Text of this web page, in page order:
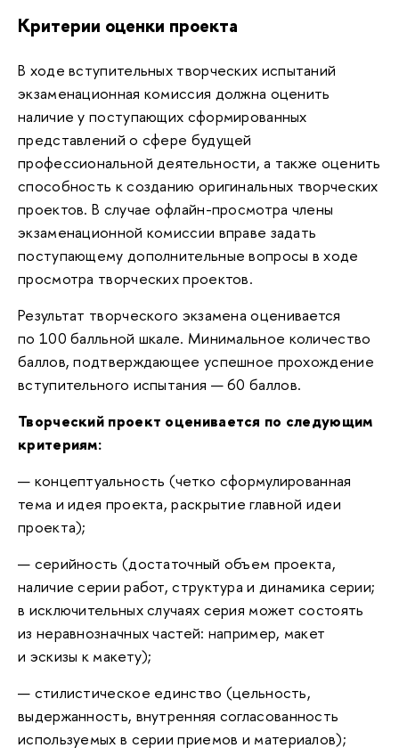
Критерии оценки проекта
В ходе вступительных творческих испытаний
экзаменационная комиссия должна оценить
наличие у поступающих сформированных
представлений о сфере будущей
профессиональной деятельности, а также оценить
способность к созданию оригинальных творческих
проектов. В случае офлайн-просмотра члены
экзаменационной комиссии вправе задать
поступающему дополнительные вопросы в ходе
просмотра творческих проектов.
Результат творческого экзамена оценивается
по 100 балльной шкале. Минимальное количество
баллов, подтверждающее успешное прохождение
вступительного испытания — 60 баллов.
Творческий проект оценивается по следующим
критериям:
— концептуальность (четко сформулированная
тема и идея проекта, раскрытие главной идеи
проекта);
— серийность (достаточный объем проекта,
наличие серии работ, структура и динамика серии;
в исключительных случаях серия может состоять
из неравнозначных частей: например, макет
и эскизы к макету);
— стилистическое единство (цельность,
выдержанность, внутренняя согласованность
используемых в серии приемов и материалов);